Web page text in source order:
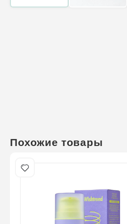
Похожие товары